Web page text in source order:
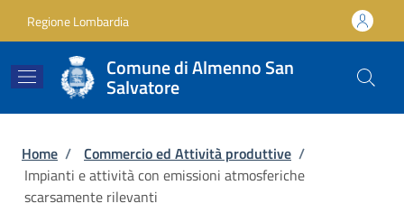
Regione Lombardia
Comune di Almenno San
Salvatore
Briciole di pane
Home / Commercio ed Attività produttive /
Impianti e attività con emissioni atmosferiche
scarsamente rilevanti